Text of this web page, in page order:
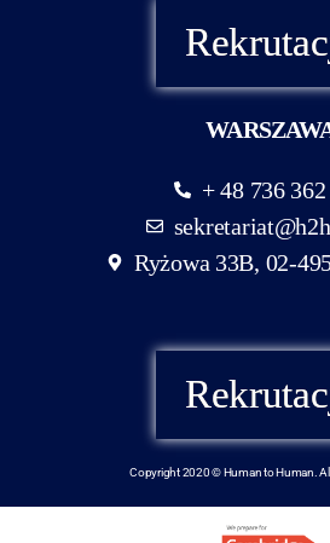
+ 48 736
Ryżowa 33B, 02-
Copyright 2020 © Human to Human. All